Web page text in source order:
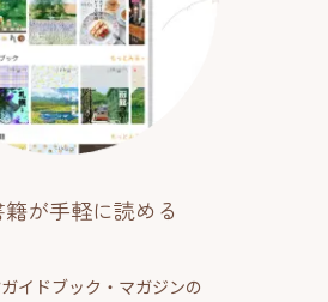
が手軽に読める
イドブック・マガジンの